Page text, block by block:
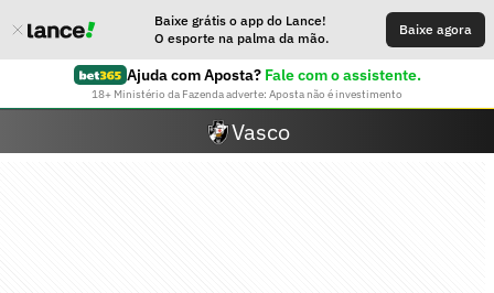
Baixe grátis o app do Lance!
O esporte na palma da mão.
Baixe agora
Ajuda com Aposta? Fale com o assistente.
18+ Ministério da Fazenda adverte: Aposta não é investimento
Vasco